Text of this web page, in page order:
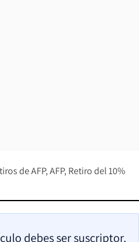
de AFP AFP Retiro del 10%
debes ser suscriptor.